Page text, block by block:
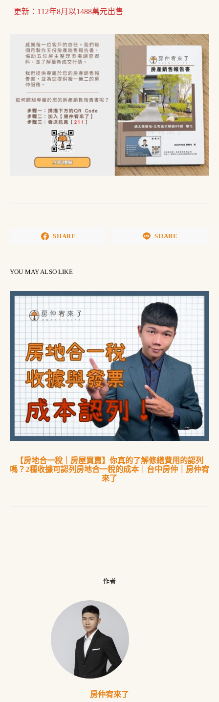
更新：112年8月以1488萬元出售
SHARE SHARE
YOU MAY ALSO LIKE
【房地合一稅｜房屋買賣】你真的了解修繕費用的認列
嗎？2種收據可認列房地合一稅的成本｜台中房仲｜房仲宥
來了
作者
房仲宥來了